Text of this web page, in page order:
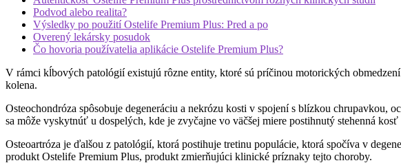
Podvod alebo realita?
Výsledky po použití Ostelife Premium Plus: Pred a po
Overený lekársky posudok
Čo hovoria používatelia aplikácie Ostelife Premium Plus?
V rámci kĺbových patológií existujú rôzne entity, ktoré sú príčinou motorických
kolena.
Osteochondróza spôsobuje degeneráciu a nekrózu kosti v spojení s blízkou
sa môže vyskytnúť u dospelých, kde je zvyčajne vo väčšej miere postihnutý stehenná kosť
Osteoartróza je ďalšou z patológií, ktorá postihuje tretinu populácie, ktorá spočíva v
produkt Ostelife Premium Plus, produkt zmierňujúci klinické príznaky tejto choroby.